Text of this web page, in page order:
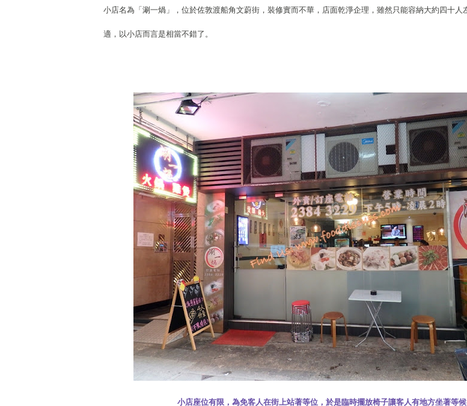
小店名為「涮一煱」，位於佐敦渡船角文蔚街，裝修實而不華，店面乾淨企理，雖然只能容納大約四十人
適，以小店而言是相當不錯了。
小店座位有限，為免客人在街上站著等位，於是臨時擺放椅子讓客人有地方坐著等候